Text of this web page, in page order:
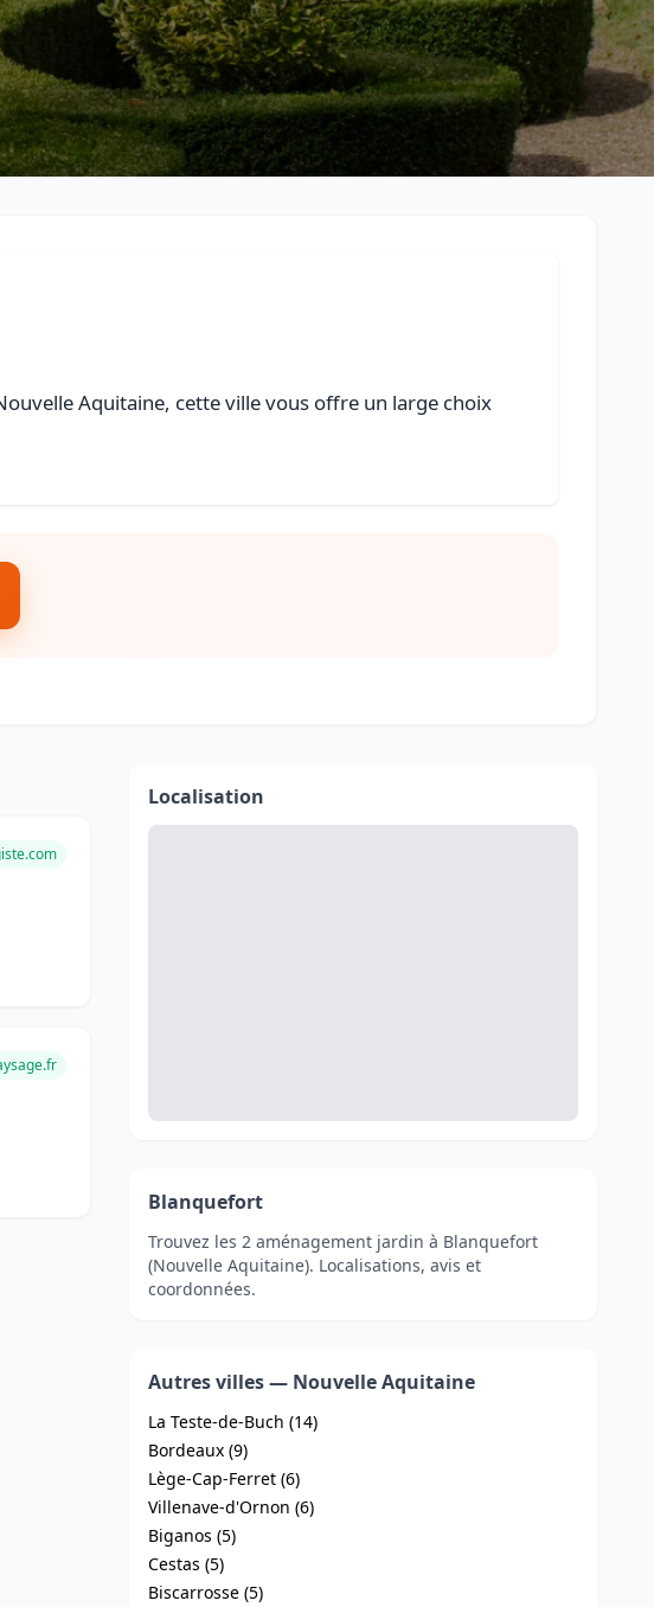
Aquitaine, cette ville vous offre un large choix
Localisation
Blanquefort
Trouvez les 2 aménagement jardin à Blanquefort
(Nouvelle Aquitaine). Localisations, avis et
coordonnées.
Autres villes — Nouvelle Aquitaine
La Teste-de-Buch (14)
Bordeaux (9)
Lège-Cap-Ferret (6)
Villenave-d'Ornon (6)
Biganos (5)
Cestas (5)
Biscarrosse (5)